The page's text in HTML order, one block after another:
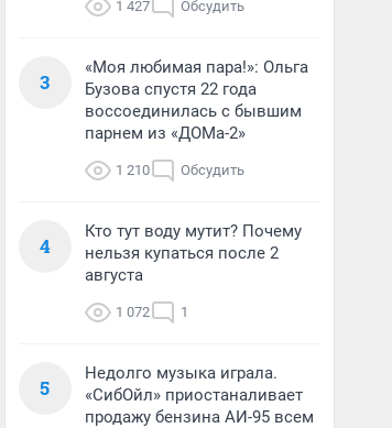
1 427 Обсудить
3
«Моя любимая пара!»: Ольга
Бузова спустя 22 года
воссоединилась с бывшим
парнем из «ДОМа-2»
1 210 Обсудить
4
Кто тут воду мутит? Почему
нельзя купаться после 2
августа
1 072 1
5
Недолго музыка играла.
«СибОйл» приостаналивает
продажу бензина АИ-95 всем